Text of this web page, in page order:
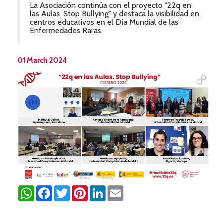
La Asociación continúa con el proyecto "22q en
las Aulas. Stop Bullying" y destaca la visibilidad en
centros educativos en el Día Mundial de las
Enfermedades Raras.
01 March 2024
WhatsAppFacebookTwitterPinterestLinkedIn